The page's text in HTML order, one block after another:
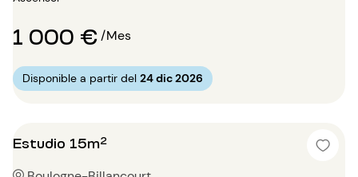
1 000 €/Mes
Disponible a partir del 24 dic 2026
Estudio 15m²